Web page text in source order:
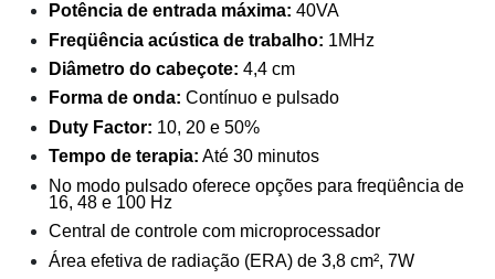
Potência de entrada máxima: 40VA
Freqüência acústica de trabalho: 1MHz
Diâmetro do cabeçote: 4,4 cm
Forma de onda: Contínuo e pulsado
Duty Factor: 10, 20 e 50%
Tempo de terapia: Até 30 minutos
No modo pulsado oferece opções para freqüência de
16, 48 e 100 Hz
Central de controle com microprocessador
Área efetiva de radiação (ERA) de 3,8 cm², 7W